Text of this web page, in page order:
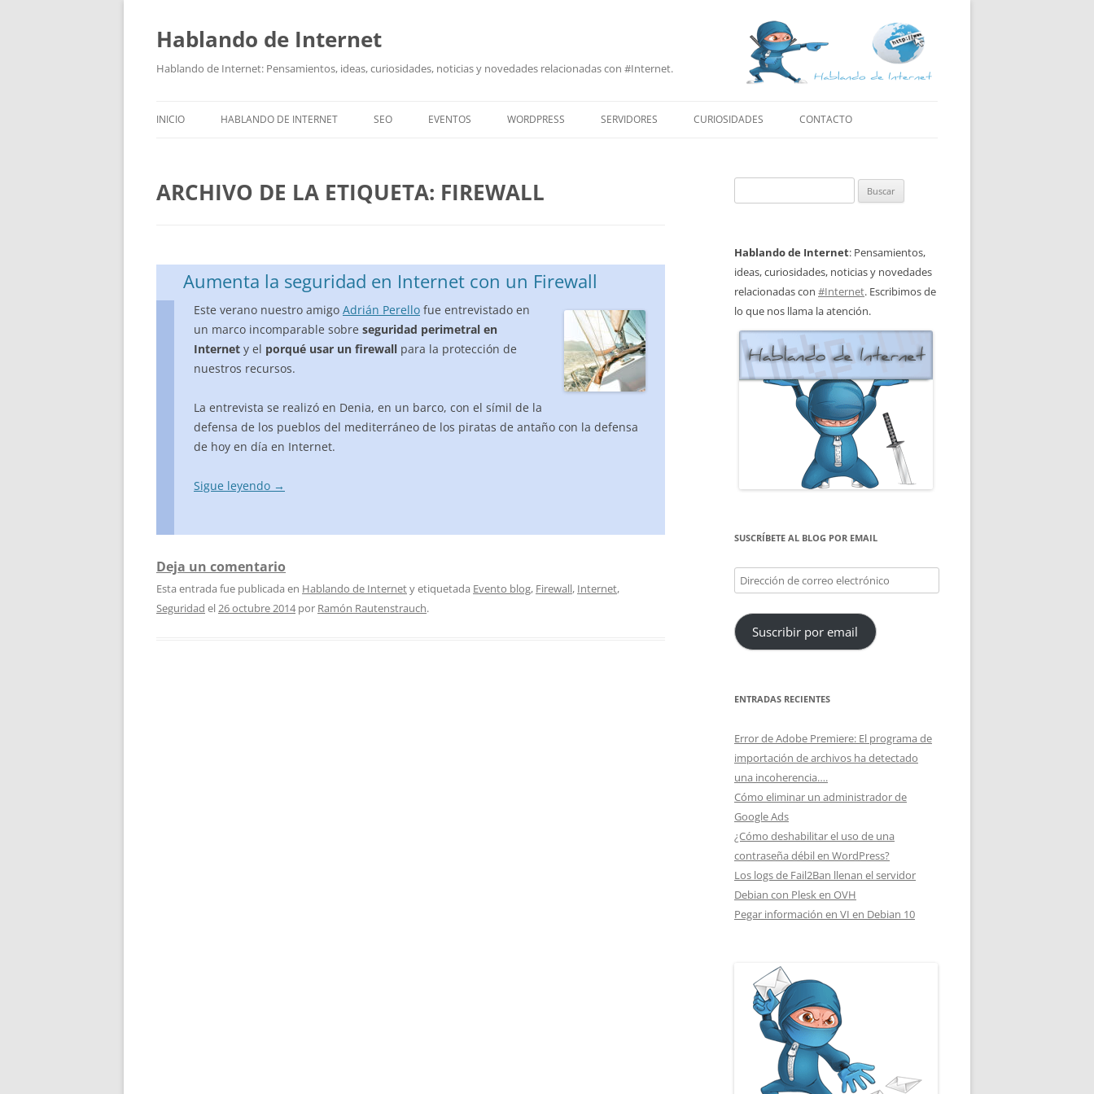
Hablando de Internet
Hablando de Internet: Pensamientos, ideas, curiosidades, noticias y novedades relacionadas con #Internet.
Saltar
contenido
INICIO HABLANDO DE INTERNET SEO EVENTOS WORDPRESS SERVIDORES CURIOSIDADES CONTACTO
ARCHIVO DE LA ETIQUETA: FIREWALL
Aumenta la seguridad en Internet con un Firewall
Este verano nuestro amigo Adrián Perello fue entrevistado en
un marco incomparable sobre seguridad perimetral en
Internet y el porqué usar un firewall para la protección de
nuestros recursos.
La entrevista se realizó en Denia, en un barco, con el símil de la
defensa de los pueblos del mediterráneo de los piratas de antaño con la defensa
de hoy en día en Internet.
Sigue leyendo →
Deja un comentario
Esta entrada fue publicada en Hablando de Internety etiquetada Evento blog, Firewall, Internet,
Seguridad el26 octubre 2014por Ramón Rautenstrauch.
Hablando de Internet: Pensamientos,
ideas, curiosidades, noticias y novedades
relacionadas con #Internet. Escribimos de
lo que nos llama la atención.
SUSCRÍBETE AL BLOG POR EMAIL
Dirección
de
correo
electrónico
Suscribir por email
ENTRADAS RECIENTES
Error de Adobe Premiere: El programa de
importación de archivos ha detectado
una incoherencia….
Cómo eliminar un administrador de
Google Ads
¿Cómo deshabilitar el uso de una
contraseña débil en WordPress?
Los logs de Fail2Ban llenan el servidor
Debian con Plesk en OVH
Pegar información en VI en Debian 10